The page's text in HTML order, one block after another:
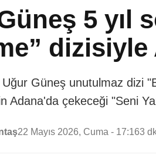
5 yıl
dizisiyle
Uğur Güneş unutulmaz dizi
Adana'da çekeceği "Seni
22 Mayıs 2026, Cuma - 17:163